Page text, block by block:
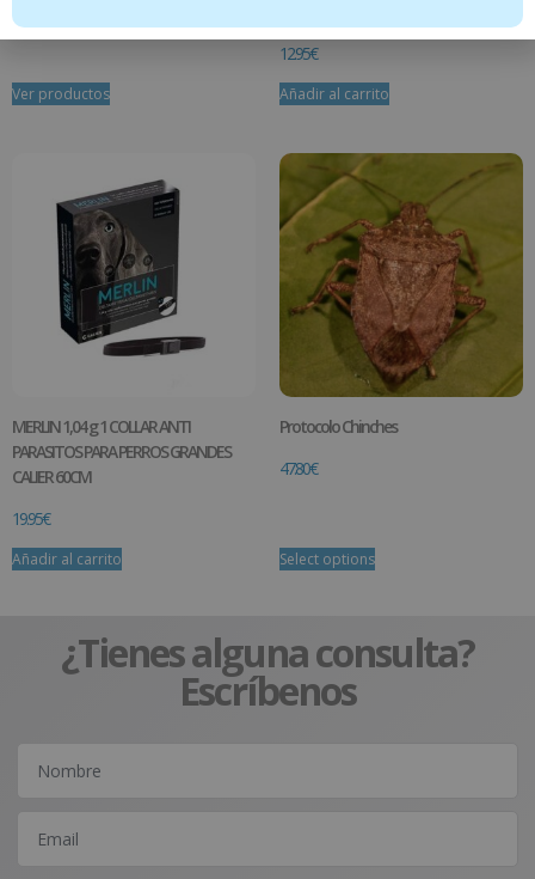
16.95€-44.95€
Ver productos
12.95€
Añadir al carrito
MERLIN 1,04 g 1 COLLAR ANTI
PARASITOS PARA PERROS GRANDES
CALIER 60CM
19.95€
Añadir al carrito
Protocolo Chinches
47.80€
Select options
¿Tienes alguna consulta?
Escríbenos